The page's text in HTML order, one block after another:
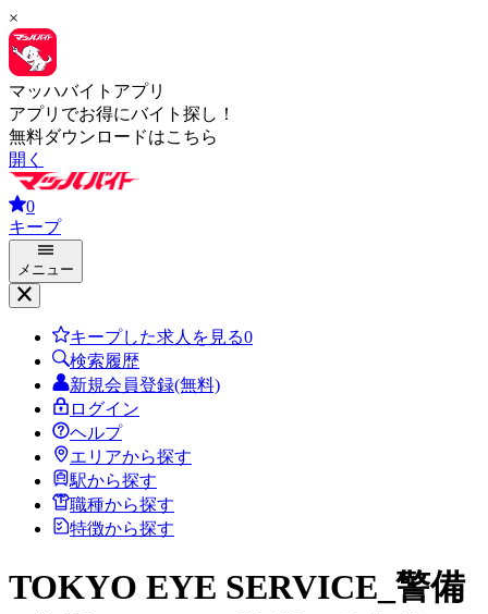
×
マッハバイトアプリ
アプリでお得にバイト探し！
無料ダウンロードはこちら
開く
0
キープ
メニュー
キープした求人を見る0
検索履歴
新規会員登録(無料)
ログイン
ヘルプ
エリアから探す
駅から探す
職種から探す
特徴から探す
TOKYO EYE SERVICE_警備